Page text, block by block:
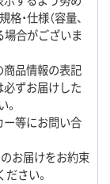
・仕様（容量、
場合がございま
商品情報の表記
必ずお届けした
ー等にお問い合
のお届けをお約束
さい。